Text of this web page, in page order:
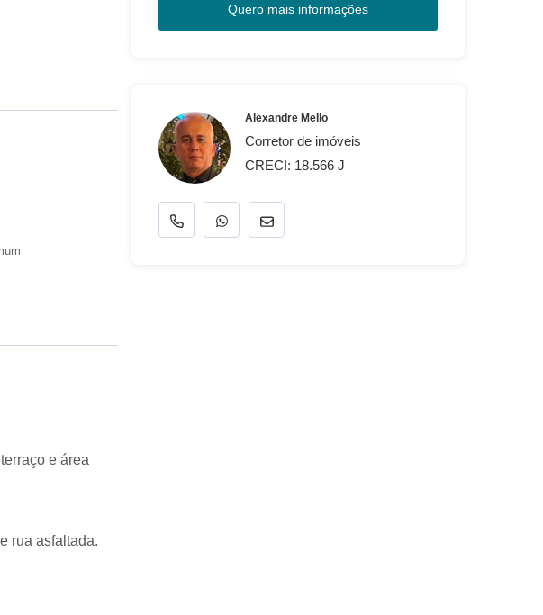
e área
rua asfaltada.
Quero mais informações
Alexandre Mello
Corretor de imóveis
CRECI: 18.566 J